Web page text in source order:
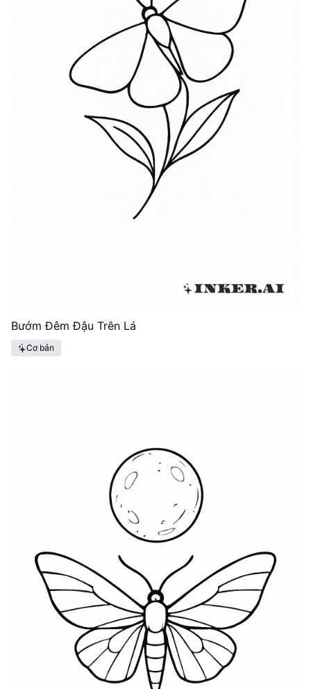
Bướm Đêm Đậu Trên Lá
Cơ bản